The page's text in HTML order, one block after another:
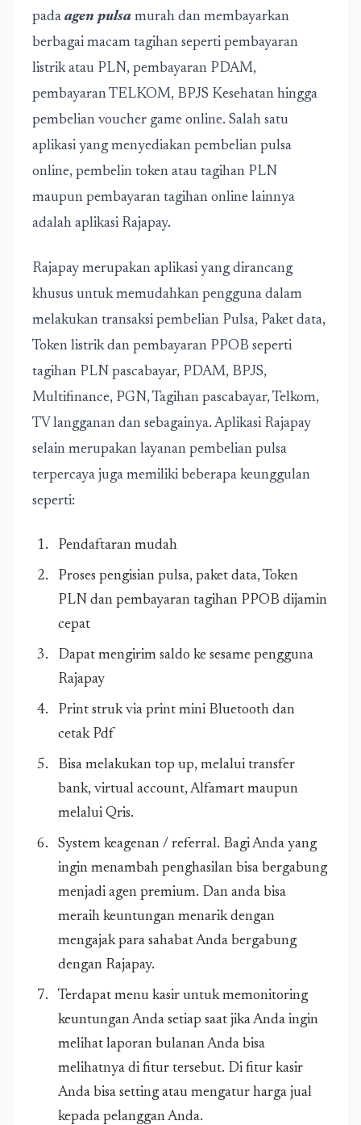
pada agen pulsa murah dan membayarkan
berbagai macam tagihan seperti pembayaran
listrik atau PLN, pembayaran PDAM,
pembayaran TELKOM, BPJS Kesehatan hingga
pembelian voucher game online. Salah satu
aplikasi yang menyediakan pembelian pulsa
online, pembelin token atau tagihan PLN
maupun pembayaran tagihan online lainnya
adalah aplikasi Rajapay.
Rajapay merupakan aplikasi yang dirancang
khusus untuk memudahkan pengguna dalam
melakukan transaksi pembelian Pulsa, Paket data,
Token listrik dan pembayaran PPOB seperti
tagihan PLN pascabayar, PDAM, BPJS,
Multifinance, PGN, Tagihan pascabayar, Telkom,
TV langganan dan sebagainya. Aplikasi Rajapay
selain merupakan layanan pembelian pulsa
terpercaya juga memiliki beberapa keunggulan
seperti:
Pendaftaran mudah
Proses pengisian pulsa, paket data, Token
PLN dan pembayaran tagihan PPOB dijamin
cepat
Dapat mengirim saldo ke sesame pengguna
Rajapay
Print struk via print mini Bluetooth dan
cetak Pdf
Bisa melakukan top up, melalui transfer
bank, virtual account, Alfamart maupun
melalui Qris.
System keagenan / referral. Bagi Anda yang
ingin menambah penghasilan bisa bergabung
menjadi agen premium. Dan anda bisa
meraih keuntungan menarik dengan
mengajak para sahabat Anda bergabung
dengan Rajapay.
Terdapat menu kasir untuk memonitoring
keuntungan Anda setiap saat jika Anda ingin
melihat laporan bulanan Anda bisa
melihatnya di fitur tersebut. Di fitur kasir
Anda bisa setting atau mengatur harga jual
kepada pelanggan Anda.